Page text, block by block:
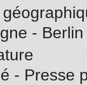
- Berlin
- Presse